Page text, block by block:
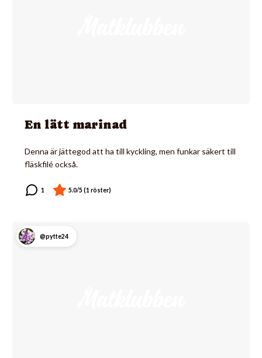
En lätt marinad
Denna är jättegod att ha till kyckling, men funkar säkert till
fläskfilé också.
@pytte24